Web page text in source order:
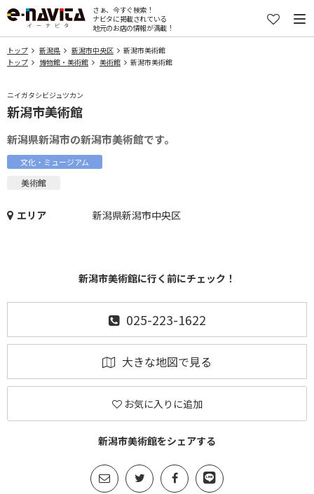
さぁ、今すぐ検索！
ナビタに掲載されている
地元のお店の情報が満載！
トップ 新潟県 新潟市中央区
新潟市美術館
トップ
博物館・美術館 美術館 新潟市美術館
ニイガタシビジュツカン
新潟市美術館
新潟県新潟市の新潟市美術館です。
文化・ミュージアム
美術館
エリア 新潟県新潟市中央区
新潟市美術館に行く前にチェック！
025-223-1622
大きな地図で見る
お気に入りに追加
新潟市美術館をシェアする